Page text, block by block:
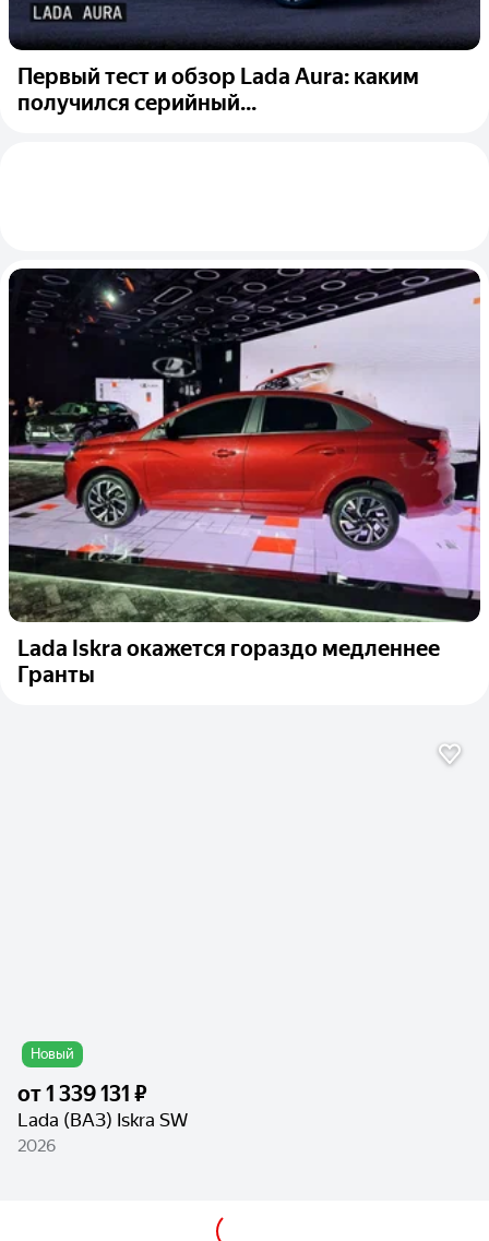
Первый тест и обзор Lada Aura: каким
получился серийный...
Lada Iskra окажется гораздо медленнее
Гранты
Новый
от1 339 131 ₽
Lada (ВАЗ) Iskra SW
2026